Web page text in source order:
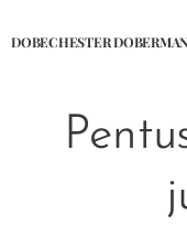
DOBECHESTER